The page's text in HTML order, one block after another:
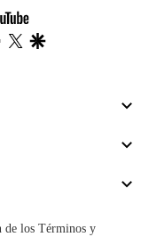
youtube-
footer
facebook
twitter
de los Términos y